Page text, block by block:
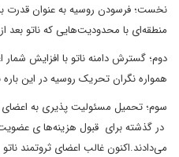
نخست؛ فرسودن روسیه به عنوان قدرت
منطقه‌ای با محدودیت‌هایی که ناتو بعد
دوم؛ گسترش دامنه ناتو با افزایش
همواره نگران تحریک روسیه در این باره
سوم؛ تحمیل مسئولیت پذیری به اعضای
در گذشته برای قبول هزینه‌ها ی
می‌دادند.اکنون غالب اعضای ثروتمند